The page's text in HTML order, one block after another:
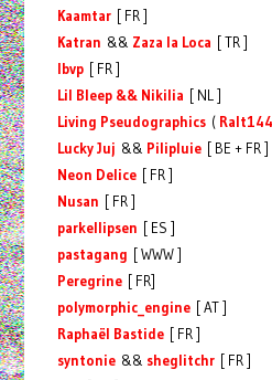
Kaamtar[ FR ]
Katran && Zaza la Loca [ TR ]
lbvp[ FR ]
Lil Bleep && Nikilia [ NL ]
Living Pseudographics(
Lucky Juj && Pilipluie[ BE + FR ]
Neon Delice[ FR ]
Nusan [ FR ]
parkellipsen [ ES ]
pastagang [ WWW ]
Peregrine[ FR]
polymorphic_engine[ AT ]
Raphaël Bastide[ FR ]
syntonie&& sheglitchr[ FR ]